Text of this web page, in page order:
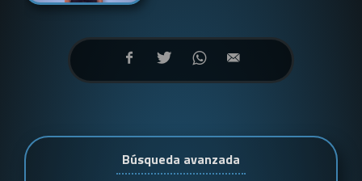
Búsqueda avanzada